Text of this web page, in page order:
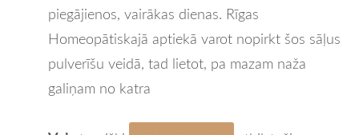
piegājienos, vairākas dienas. Rīgas
Homeopātiskajā aptiekā varot nopirkt šos sāļus
pulverīšu veidā, tad lietot, pa mazam naža
galiņam no katra